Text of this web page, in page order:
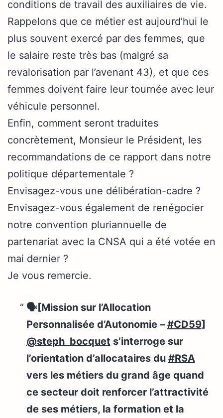
conditions de travail des auxiliaires de vie.
Rappelons que ce métier est aujourd’hui le
plus souvent exercé par des femmes, que
le salaire reste très bas (malgré sa
revalorisation par l’avenant 43), et que ces
femmes doivent faire leur tournée avec leur
véhicule personnel.
Enfin, comment seront traduites
concrètement, Monsieur le Président, les
recommandations de ce rapport dans notre
politique départementale ?
Envisagez-vous une délibération-cadre ?
Envisagez-vous également de renégocier
notre convention pluriannuelle de
partenariat avec la CNSA qui a été votée en
mai dernier ?
Je vous remercie.
🗣️[Mission sur l’Allocation
Personnalisée d’Autonomie – #CD59]
@steph_bocquet s’interroge sur
l’orientation d’allocataires du #RSA
vers les métiers du grand âge quand
ce secteur doit renforcer l’attractivité
de ses métiers, la formation et la